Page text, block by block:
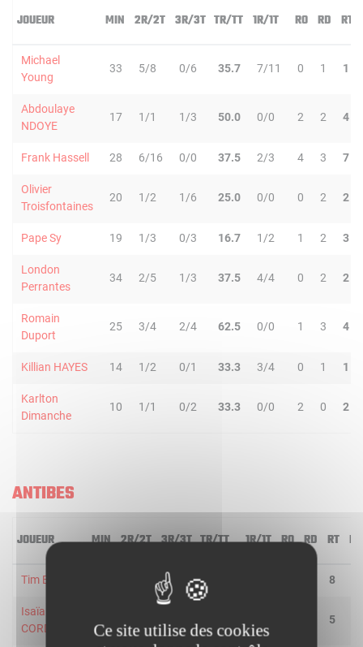
JOUEUR MIN 2R/2T 3R/3T TR/TT 1R/1T RO RD RT
Michael
Young
33 5/8 0/6 35.7 7/11 0 1 1
Abdoulaye
NDOYE
17 1/1 1/3 50.0 0/0 2 2 4
Frank Hassell 28 6/16 0/0 37.5 2/3 4 3 7
Olivier
Troisfontaines
20 1/2 1/6 25.0 0/0 0 2 2
Pape Sy 19 1/3 0/3 16.7 1/2 1 2 3
London
Perrantes
34 2/5 1/3 37.5 4/4 0 2 2
Romain
Duport
25 3/4 2/4 62.5 0/0 1 3 4
Killian HAYES 14 1/2 0/1 33.3 3/4 0 1 1
Karlton
Dimanche
10 1/1 0/2 33.3 0/0 2 0 2
ANTIBES
JOUEUR MIN 2R/2T 3R/3T TR/TT 1R/1T RO RD RT PD
Tim Blue 2/3 60.0 8
Isaïa
CORDINIER
5
Ce site utilise des cookies